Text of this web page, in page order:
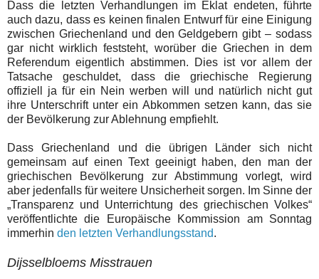
Dassdie letzten Verhandlungen im Eklat endeten,führte
auch dazu, dass es keinen finalen Entwurf für eine Einigung
zwischen Griechenland und den Geldgebern gibt – sodass
gar nicht wirklich feststeht, worüber die Griechen in dem
Referendum eigentlich abstimmen. Dies ist vor allem der
Tatsache geschuldet, dass die griechische Regierung
offiziell ja für ein Nein werben will und natürlich nicht gut
ihre Unterschrift unter ein Abkommen setzen kann, das sie
der Bevölkerung zur Ablehnung empfiehlt.
Dass Griechenland und die übrigen Länder sich nicht
gemeinsamauf einen Text geeinigt haben, den man der
griechischen Bevölkerung zur Abstimmung vorlegt, wird
aber jedenfalls für weitere Unsicherheitsorgen. Im Sinne der
„Transparenz und Unterrichtung des griechischen Volkes“
veröffentlichte die Europäische Kommission am Sonntag
immerhin den letzten Verhandlungsstand.
Dijsselbloems Misstrauen